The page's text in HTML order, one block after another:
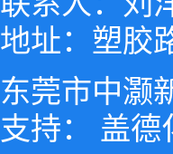
地址：塑胶
东莞市中灏
支持： 盖德